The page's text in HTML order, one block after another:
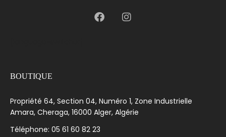
BOUTIQUE
Propriété 64, Section 04, Numéro 1, Zone Industrielle
Amara, Cheraga, 16000 Alger, Algérie
Téléphone: 05 61 60 82 23